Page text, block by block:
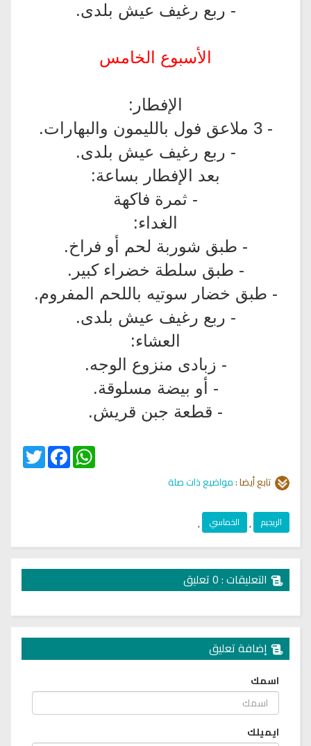
- ربع رغيف عيش بلدى.
الأسبوع الخامس
الإفطار:
- 3 ملاعق فول بالليمون والبهارات.
- ربع رغيف عيش بلدى.
بعد الإفطار بساعة:
- ثمرة فاكهة
الغداء:
- طبق شوربة لحم أو فراخ.
- طبق سلطة خضراء كبير.
- طبق خضار سوتيه باللحم المفروم.
- ربع رغيف عيش بلدى.
العشاء:
- زبادى منزوع الوجه.
- أو بيضة مسلوقة.
- قطعة جبن قريش.
Twitter
FacebookWhatsApp
تابع أيضا :مواضيع ذات صلة
الريجيم , الخماسي ,
التعليقات : 0 تعليق
إضافة تعليق
اسمك
ايميلك